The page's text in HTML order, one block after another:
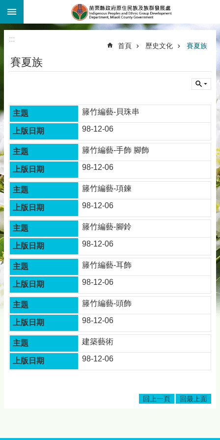
跳到主要內容區塊
:::
首頁 歷史文化 賽夏族
賽夏族
籐竹編藝-貝珠串
98-12-06
籐竹編藝-手飾 腳飾
98-12-06
籐竹編藝-項鍊
98-12-06
籐竹編藝-腳鈴
98-12-06
籐竹編藝-耳飾
98-12-06
籐竹編藝-頭飾
98-12-06
建築藝術
98-12-06
回上一頁 回最上面